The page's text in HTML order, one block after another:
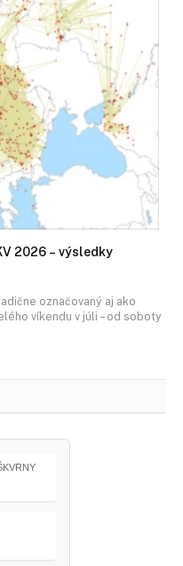
2026 – výsledky
označovaný aj ako
víkendu v júli – od soboty